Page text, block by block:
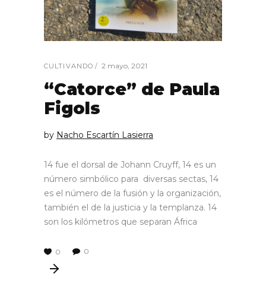
CULTIVANDO 2 mayo, 2021
“Catorce” de Paula
Figols
by Nacho Escartín Lasierra
14 fue el dorsal de Johann Cruyff, 14 es un
número simbólico para diversas sectas, 14
es el número de la fusión y la organización,
también el de la justicia y la templanza. 14
son los kilómetros que separan África
0 0